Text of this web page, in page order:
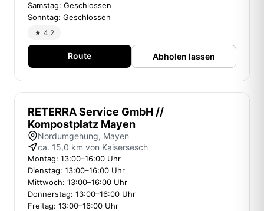
Samstag: Geschlossen
Sonntag: Geschlossen
★ 4,2
Route Abholen lassen
RETERRA Service GmbH //
Kompostplatz Mayen
Nordumgehung, Mayen
ca. 15,0 km von Kaisersesch
Montag: 13:00–16:00 Uhr
Dienstag: 13:00–16:00 Uhr
Mittwoch: 13:00–16:00 Uhr
Donnerstag: 13:00–16:00 Uhr
Freitag: 13:00–16:00 Uhr